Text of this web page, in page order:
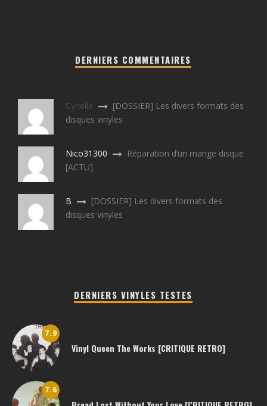
DERNIERS COMMENTAIRES
Cyrielle
[DOSSIER] Les divers formats des
disques vinyles
Nico31300
Réparation d’un mange disque
[ACTU]
B
[DOSSIER] Les divers formats des
disques vinyles
DERNIERS VINYLES TESTES
7.9
Vinyl Queen The Works [CRITIQUE RETRO]
7.6